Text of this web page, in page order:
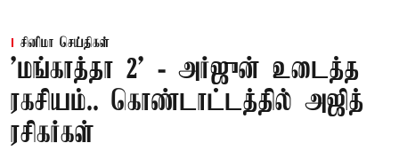
சினிமா செய்திகள்
’மங்காத்தா 2’ - அர்ஜுன் உடைத்த
ரகசியம்.. கொண்டாட்டத்தில் அஜித்
ரசிகர்கள்